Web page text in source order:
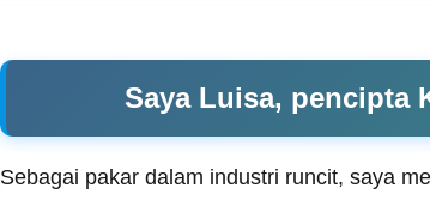
Saya Luisa, pencipta
Sebagai pakar dalam industri runcit, saya